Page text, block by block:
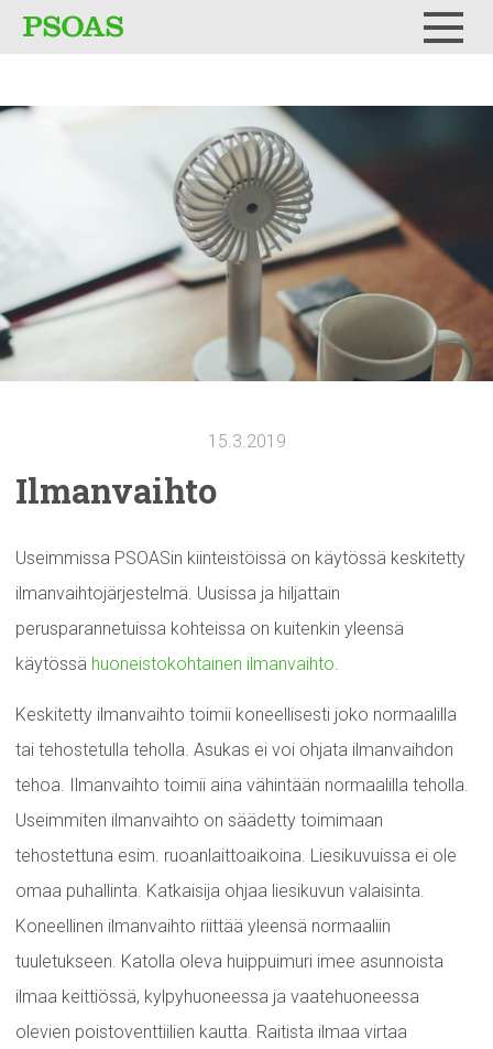
15.3.2019
Ilmanvaihto
Useimmissa PSOASin kiinteistöissä on käytössä keskitetty
ilmanvaihtojärjestelmä. Uusissa ja hiljattain
perusparannetuissa kohteissa on kuitenkin yleensä
käytössä huoneistokohtainen ilmanvaihto.
Keskitetty ilmanvaihto toimii koneellisesti joko normaalilla
tai tehostetulla teholla. Asukas ei voi ohjata ilmanvaihdon
tehoa. Ilmanvaihto toimii aina vähintään normaalilla teholla.
Useimmiten ilmanvaihto on säädetty toimimaan
tehostettuna esim. ruoanlaittoaikoina. Liesikuvuissa ei ole
omaa puhallinta. Katkaisija ohjaa liesikuvun valaisinta.
Koneellinen ilmanvaihto riittää yleensä normaaliin
tuuletukseen. Katolla oleva huippuimuri imee asunnoista
ilmaa keittiössä, kylpyhuoneessa ja vaatehuoneessa
olevien poistoventtiilien kautta. Raitista ilmaa virtaa